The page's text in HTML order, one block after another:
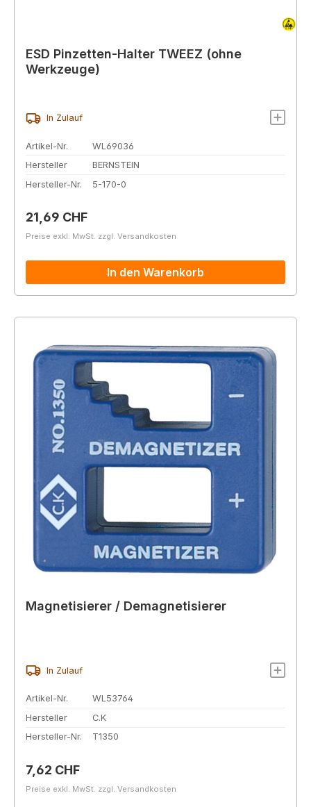
ESD Pinzetten-Halter TWEEZ (ohne
Werkzeuge)
In Zulauf
Artikel-Nr.
WL69036
Hersteller
BERNSTEIN
Hersteller-Nr.
5-170-0
Regulärer Preis:
21,69 CHF
Preise exkl. MwSt. zzgl. Versandkosten
In den Warenkorb
Magnetisierer / Demagnetisierer
In Zulauf
Artikel-Nr.
WL53764
Hersteller
C.K
Hersteller-Nr.
T1350
Regulärer Preis:
7,62 CHF
Preise exkl. MwSt. zzgl. Versandkosten